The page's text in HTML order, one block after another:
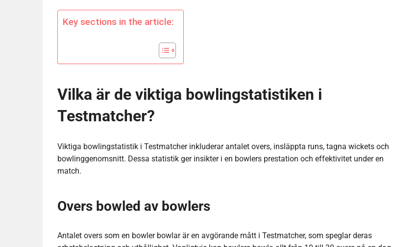
Key sections in the article:
Vilka är de viktiga bowlingstatistiken i
Testmatcher?
Viktiga bowlingstatistik i Testmatcher inkluderar antalet overs, insläppta runs, tagna wickets och
bowlinggenomsnitt. Dessa statistik ger insikter i en bowlers prestation och effektivitet under en
match.
Overs bowled av bowlers
Antalet overs som en bowler bowlar är en avgörande mått i Testmatcher, som speglar deras